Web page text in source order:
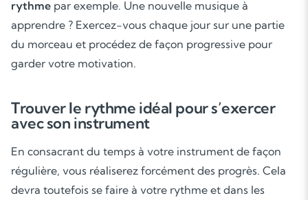
rythme par exemple. Une nouvelle musique à
apprendre ? Exercez-vous chaque jour sur une partie
du morceau et procédez de façon progressive pour
garder votre motivation.
Trouver le rythme idéal pour s’exercer
avec son instrument
En consacrant du temps à votre instrument de façon
régulière, vous réaliserez forcément des progrès. Cela
devra toutefois se faire à votre rythme et dans les
Cours de musique